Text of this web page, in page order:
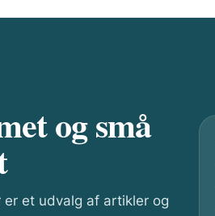
og små
et udvalg af artikler og